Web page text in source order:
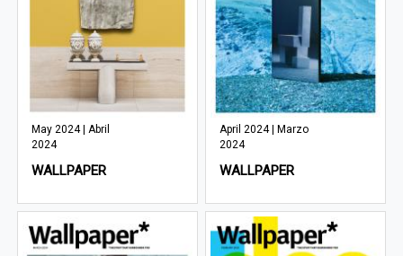
May 2024 | Abril
2024
WALLPAPER
April 2024 | Marzo
2024
WALLPAPER